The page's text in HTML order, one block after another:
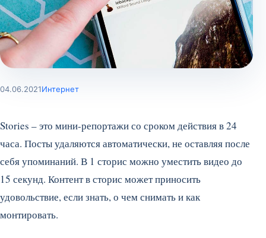
04.06.2021Интернет
Stories – это мини-репортажи со сроком действия в 24
часа. Посты удаляются автоматически, не оставляя после
себя упоминаний. В 1 сторис можно уместить видео до
15 секунд. Контент в сторис может приносить
удовольствие, если знать, о чем снимать и как
монтировать.